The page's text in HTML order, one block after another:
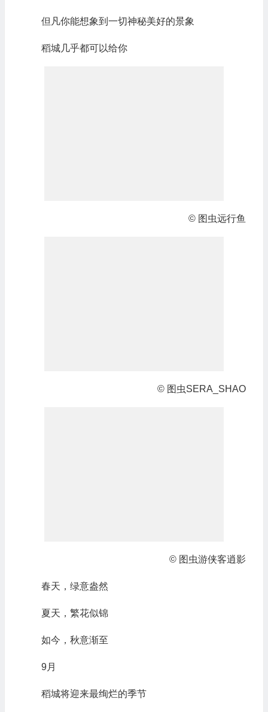
但凡你能想象到一切神秘美好的景象
稻城几乎都可以给你
© 图虫远行鱼
© 图虫SERA_SHAO
© 图虫游侠客逍影
春天，绿意盎然
夏天，繁花似锦
如今，秋意渐至
9月
稻城将迎来最绚烂的季节